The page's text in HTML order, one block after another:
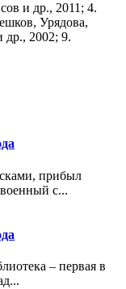
и др., 2011; 4.
Урядова,
др., 2002; 9.
прибыл
с...
– первая в